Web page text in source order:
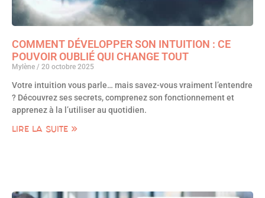
COMMENT DÉVELOPPER SON INTUITION : CE
POUVOIR OUBLIÉ QUI CHANGE TOUT
Mylène 20 octobre 2025
Votre intuition vous parle… mais savez-vous vraiment l’entendre
? Découvrez ses secrets, comprenez son fonctionnement et
apprenez à la l’utiliser au quotidien.
LIRE LA SUITE »